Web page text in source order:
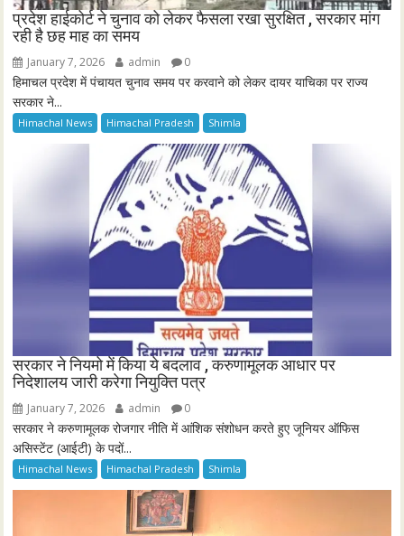
प्रदेश हाईकोर्ट ने चुनाव को लेकर फैसला रखा सुरक्षित , सरकार मांग
रही है छह माह का समय
January 7, 2026 admin 0
हिमाचल प्रदेश में पंचायत चुनाव समय पर करवाने को लेकर दायर याचिका पर राज्य
सरकार ने...
Himachal News Himachal Pradesh Shimla
सरकार ने नियमो में किया ये बदलाव , करुणामूलक आधार पर
निदेशालय जारी करेगा नियुक्ति पत्र
January 7, 2026 admin 0
सरकार ने करुणामूलक रोजगार नीति में आंशिक संशोधन करते हुए जूनियर ऑफिस
असिस्टेंट (आईटी) के पदों...
Himachal News Himachal Pradesh Shimla